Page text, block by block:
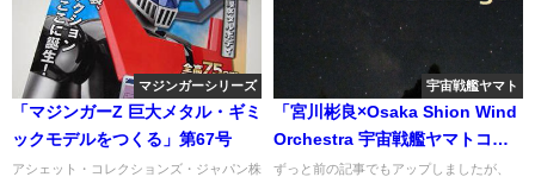
マジンガーシリーズ
「マジンガーZ 巨大メタル・ギミ
ックモデルをつくる」第67号
アシェット・コレクションズ・ジャパン株
宇宙戦艦ヤマト
「宮川彬良×Osaka Shion Wind
Orchestra 宇宙戦艦ヤマトコン
サート」チケット9日より一般販
ずっと前の記事でもアップしましたが、